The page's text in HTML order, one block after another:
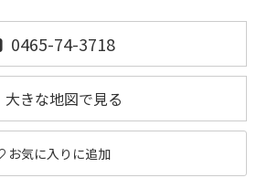
0465-74-3718
大きな地図で見る
お気に入りに追加